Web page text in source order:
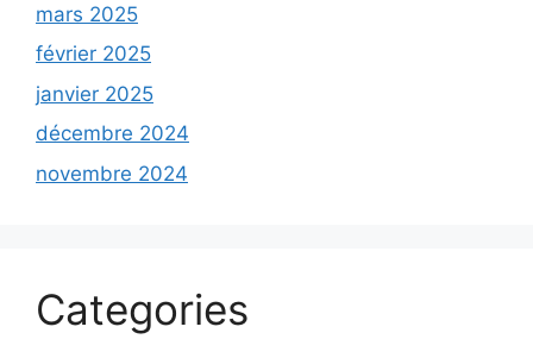
mars 2025
février 2025
janvier 2025
décembre 2024
novembre 2024
Categories